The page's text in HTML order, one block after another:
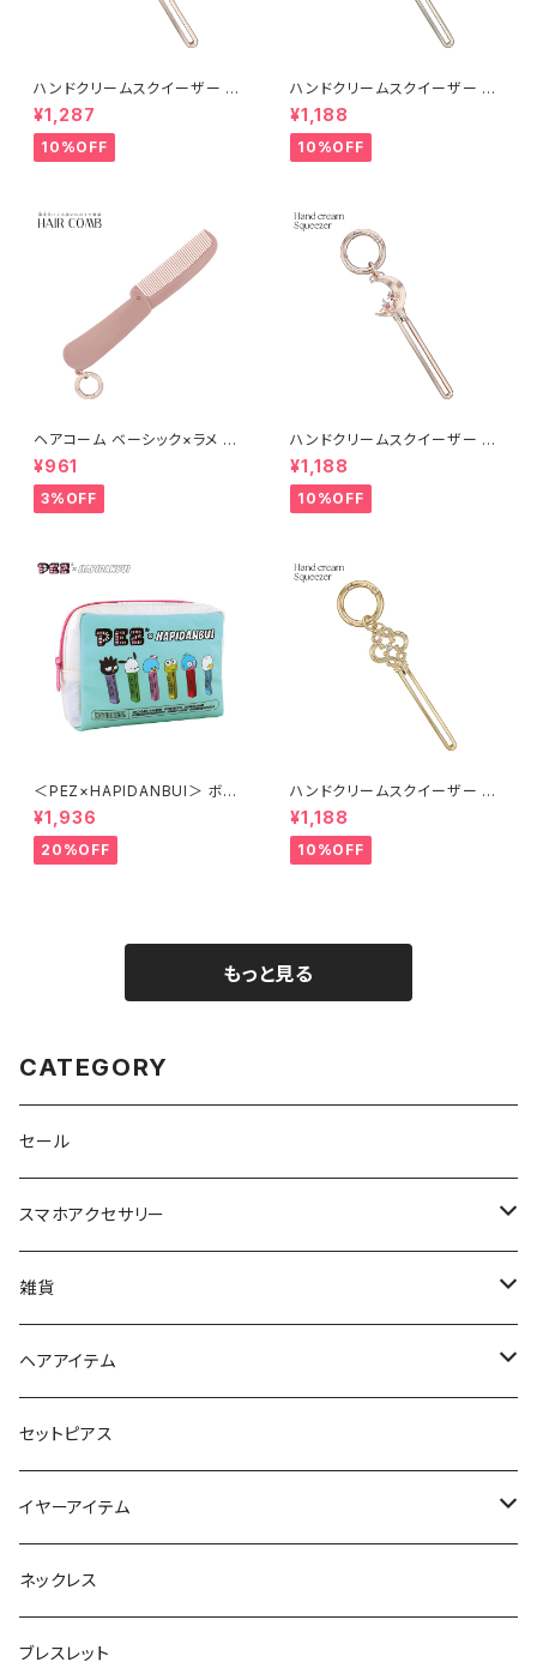
ハンドクリームスクイーザー リ
ボン AGK0054-PG（ピンクゴ
ールド）
¥1,287
10%OFF
ハンドクリームスクイーザー ム
ーン AGK0053-CP（シャンパ
ンゴールド）
¥1,188
10%OFF
ヘアコーム ベーシック×ラメ GC
M0001-PK（ピンク）
¥961
3%OFF
ハンドクリームスクイーザー ム
ーン AGK0053-PG（ピンクゴ
ールド）
¥1,188
10%OFF
＜PEZ×HAPIDANBUI＞ ボッ
クスポーチ HAPIDANBUI/はぴ
だんぶい LPS-P001-GR（グリ
ーン）
¥1,936
20%OFF
ハンドクリームスクイーザー キ
ーモチーフ AGK0051-GD（ゴ
ールド）
¥1,188
10%OFF
もっと見る
CATEGORY
セール
スマホアクセサリー
iPhoneケース
スマホリング＆グリップ
マルチショルダー
雑貨
ポーチ
マチ付きポーチ
フラットポーチ
スマートキーポーチ
チャーム / カラビナ
ウォレット / 財布
トートバッグ
ヘアアイテム
静電気軽減ヘアブレスレット
ポニーフック
テールクラッチ
シュシュット
セットピアス
イヤーアイテム
ステンレスピアス
ピアス
ネックレス
ブレスレット